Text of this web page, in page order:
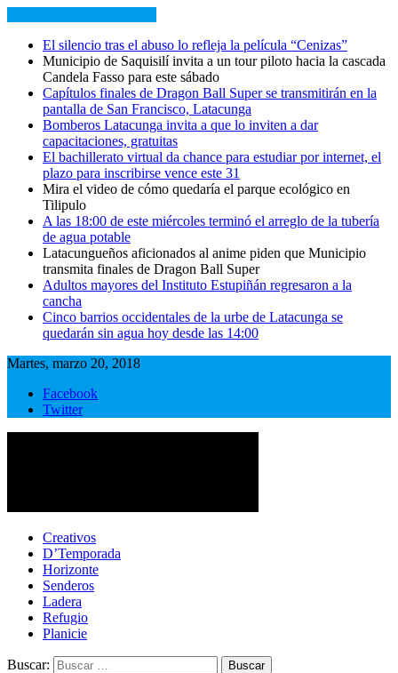
El silencio tras el abuso lo refleja la película “Cenizas”
Municipio de Saquisilí invita a un tour piloto hacia la cascada
Candela Fasso para este sábado
Capítulos finales de Dragon Ball Super se transmitirán en la
pantalla de San Francisco, Latacunga
Bomberos Latacunga invita a que lo inviten a dar
capacitaciones, gratuitas
El bachillerato virtual da chance para estudiar por internet, el
plazo para inscribirse vence este 31
Mira el video de cómo quedaría el parque ecológico en
Tilipulo
A las 18:00 de este miércoles terminó el arreglo de la tubería
de agua potable
Latacungueños aficionados al anime piden que Municipio
transmita finales de Dragon Ball Super
Adultos mayores del Instituto Estupiñán regresaron a la
cancha
Cinco barrios occidentales de la urbe de Latacunga se
quedarán sin agua hoy desde las 14:00
Martes, marzo 20, 2018
Facebook
Twitter
Cotopaxi Noticias
Primer periódico multimedia del centro del país
Creativos
D’Temporada
Horizonte
Senderos
Ladera
Refugio
Planicie
Buscar: